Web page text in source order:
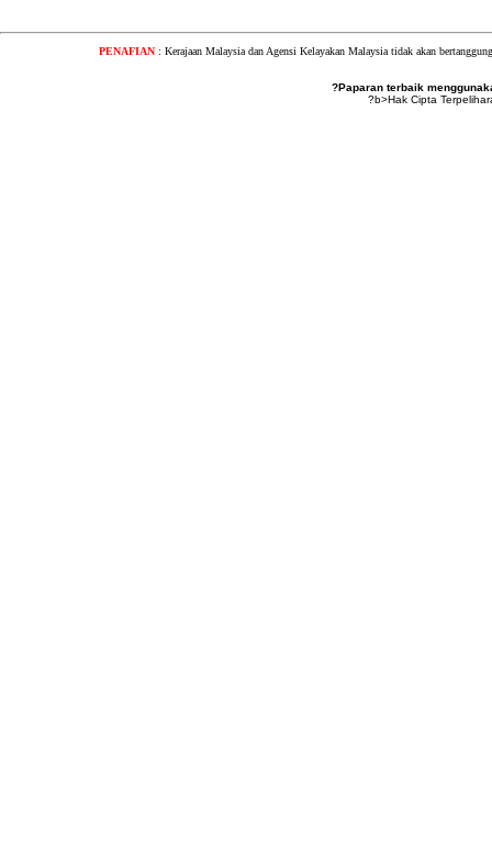
PENAFIAN : Kerajaan Malaysia dan Agensi Kelayakan Malaysia tidak akan
?Paparan terbaik
?b>Hak Cipta